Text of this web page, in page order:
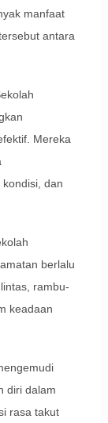
manfaat
antara
Mereka
dan
berlalu
rambu-
keadaan
diri dalam
rasa takut